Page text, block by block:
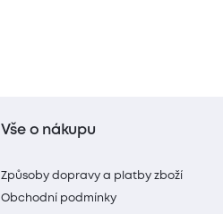
Vše o nákupu
Způsoby dopravy a platby zboží
Obchodní podmínky